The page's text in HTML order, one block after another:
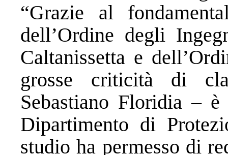
“Grazie al
dell’Ordine degli
Caltanissetta e
grosse criticità di
Sebastiano Floridia –
Dipartimento di
studio ha permesso di